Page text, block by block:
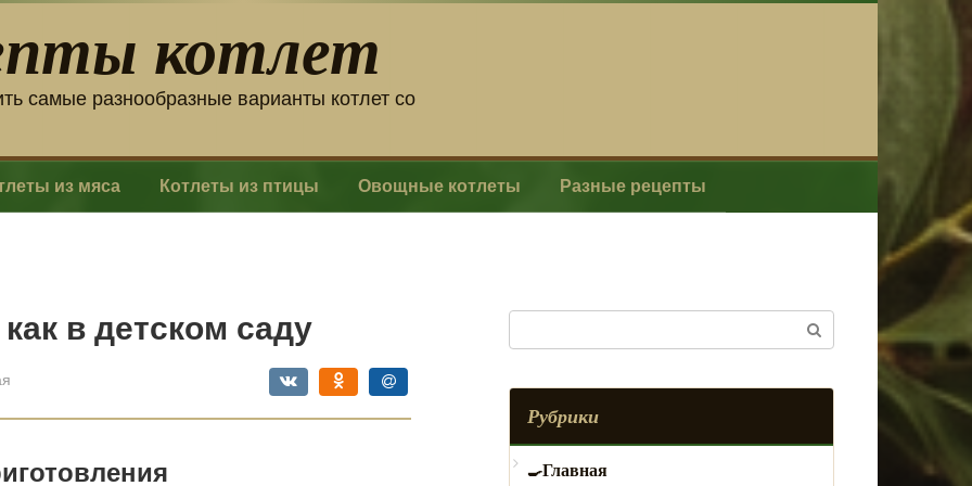
котлет
самые разнообразные варианты котлет со
из мяса Котлеты из птицы Овощные котлеты Разные рецепты
в детском саду
Рубрики
Главная